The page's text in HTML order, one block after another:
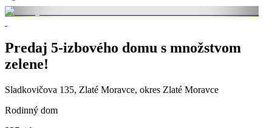
Predaj 5-izbového domu s množstvom
zelene!
Sladkovičova 135, Zlaté Moravce, okres Zlaté Moravce
Rodinný dom